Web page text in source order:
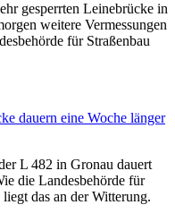
gesperrten Leinebrücke in
weitere Vermessungen
für Straßenbau
dauern eine Woche länger
L 482 in Gronau dauert
die Landesbehörde für
das an der Witterung.